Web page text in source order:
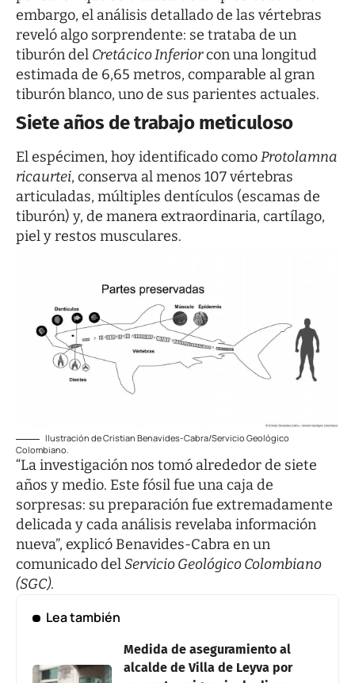
embargo, el análisis detallado de las vértebras
reveló algo sorprendente: se trataba de un
tiburón del Cretácico Inferiorcon una longitud
estimada de 6,65 metros, comparable al gran
tiburón blanco, uno de sus parientes actuales.
Siete años de trabajo meticuloso
El espécimen, hoy identificado comoProtolamna
ricaurtei, conserva al menos 107 vértebras
articuladas, múltiples dentículos (escamas de
tiburón) y, de manera extraordinaria, cartílago,
piel y restos musculares.
Ilustración de Cristian Benavides-Cabra/Servicio Geológico
Colombiano.
“La investigación nos tomó alrededor de siete
años y medio. Este fósil fue una caja de
sorpresas: su preparación fue extremadamente
delicada y cada análisis revelaba información
nueva”, explicó Benavides-Cabra en un
comunicado delServicio Geológico Colombiano
(SGC).
Lea también
Medida de aseguramiento al
alcalde de Villa de Leyva por